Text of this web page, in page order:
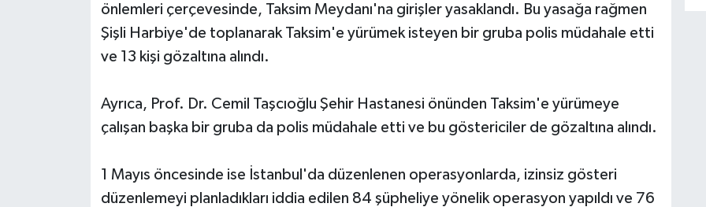
önlemleri çerçevesinde, Taksim Meydanı'na girişler yasaklandı. Bu yasağa rağmen
Şişli Harbiye'de toplanarak Taksim'e yürümek isteyen bir gruba polis müdahale etti
ve 13 kişi gözaltına alındı. ​
Ayrıca, Prof. Dr. Cemil Taşcıoğlu Şehir Hastanesi önünden Taksim'e yürümeye
çalışan başka bir gruba da polis müdahale etti ve bu göstericiler de gözaltına alındı. ​
1 Mayıs öncesinde ise İstanbul'da düzenlenen operasyonlarda, izinsiz gösteri
düzenlemeyi planladıkları iddia edilen 84 şüpheliye yönelik operasyon yapıldı ve 76